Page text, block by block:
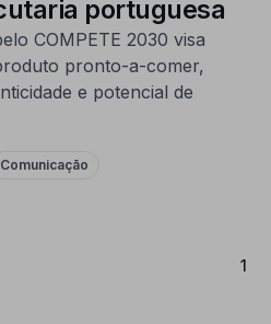
portuguesa
COMPETE 2030 visa
pronto-a-comer,
e potencial de
Comunicação
1